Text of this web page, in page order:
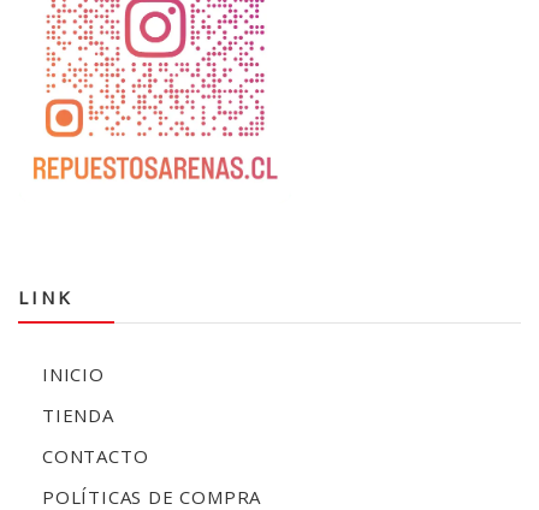
LINK
INICIO
TIENDA
CONTACTO
POLÍTICAS DE COMPRA